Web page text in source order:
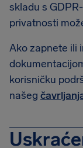
skladu s
privatnosti
Ako zapnete ili
korisničku
našeg